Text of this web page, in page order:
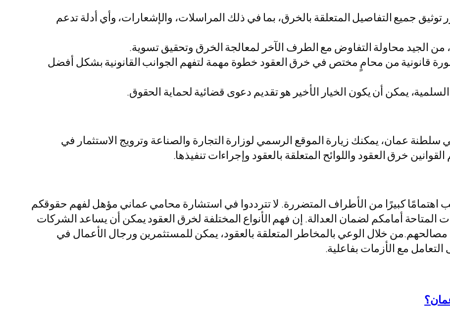
جميع التفاصيل المتعلقة بالخرق، بما في ذلك المراسلات، والإشعارات، وأي أدلة تدعم
من الجيد محاولة التفاوض مع الطرف الآخر لمعالجة الخرق وتحقيق تسوية.
قانونية من محامٍ مختص في خرق العقود خطوة مهمة لتفهم الجوانب القانونية بشكل أفضل
السلمية، يمكن أن يكون الخيار الأخير هو تقديم دعوى قضائية لحماية الحقوق.
عمان، يمكنك زيارة الموقع الرسمي لوزارة التجارة والصناعة وترويج الاستثمار في
خرق العقود واللوائح المتعلقة بالعقود وإجراءات تنفيذها.
اهتمامًا كبيرًا من الأطراف المتضررة. لا تترددوا في استشارة محامي عماني مؤهل لفهم حقوقكم
أمامكم لضمان العدالة. إن فهم الأنواع المختلفة لخرق العقود يمكن أن يساعد الشركات
مصالحهم.من خلال الوعي بالمخاطر المتعلقة بالعقود، يمكن للمستثمرين ورجال الأعمال في
مع الأزمات بفاعلية.